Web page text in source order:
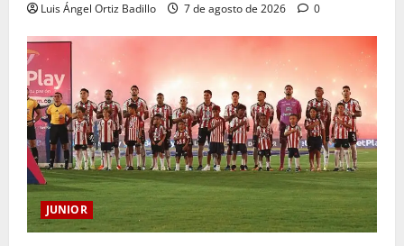
Luis Ángel Ortiz Badillo 7 de agosto de 2026 0
JUNIOR